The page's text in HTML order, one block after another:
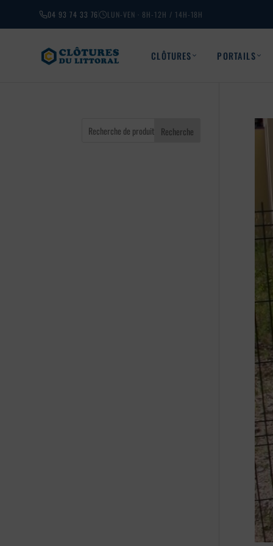
04 93 74 33 76 LUN-VEN · 8H-12H / 14H-18H
CLÔTURES PORTAILS
Recherche